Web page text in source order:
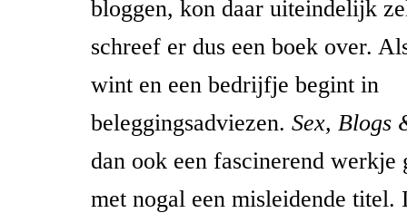
bloggen, kon daar uiteindelijk
schreef er dus een boek over.
wint en een bedrijfje begint in
beleggingsadviezen. Sex, Blogs
dan ook een fascinerend
met nogal een misleidende titel.